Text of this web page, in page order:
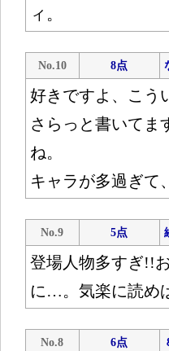
ィ。
No.10 8点
好きですよ、こう
さらっと書いてま
ね。
キャラが多過ぎて
No.9 5点
登場人物多すぎ!!
に…。気楽に読め
No.8 6点